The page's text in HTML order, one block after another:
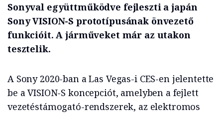
Sonyval együttműködve fejleszti a japán
Sony VISION-S prototípusának önvezető
funkcióit. A járműveket már az utakon
tesztelik.
A Sony 2020-ban a Las Vegas-i CES-en jelentette
be a VISION-S koncepciót, amelyben a fejlett
vezetéstámogató-rendszerek, az elektromos